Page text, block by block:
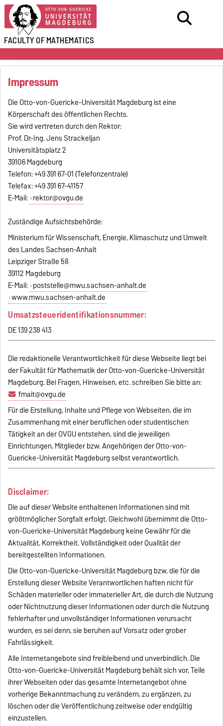
FACULTY OFMATHEMATICS
Impressum
Die Otto-von-Guericke-Universität Magdeburg ist eine
Körperschaft des öffentlichen Rechts.
Sie wird vertreten durch den Rektor:
Prof. Dr.-Ing. Jens Strackeljan
Universitätsplatz 2
39106 Magdeburg
Telefon: +49 391 67-01 (Telefonzentrale)
Telefax: +49 391 67-41157
E-Mail: rektor@ovgu.de
Zuständige Aufsichtsbehörde:
Ministerium für Wissenschaft, Energie, Klimaschutz und Umwelt
des Landes Sachsen-Anhalt
Leipziger Straße 58
39112 Magdeburg
E-Mail: poststelle@mwu.sachsen-anhalt.de
www.mwu.sachsen-anhalt.de
Umsatzsteueridentifikationsnummer:
DE 139 238 413
Die redaktionelle Verantwortlichkeit für diese Webseite liegt bei
der Fakultät für Mathematik der Otto-von-Guericke-Universität
Magdeburg. Bei Fragen, Hinweisen, etc. schreiben Sie bitte an:
fmait@ovgu.de
Für die Erstellung, Inhalte und Pflege von Webseiten, die im
Zusammenhang mit einer beruflichen oder studentischen
Tätigkeit an der OVGU entstehen, sind die jeweiligen
Einrichtungen, Mitglieder bzw. Angehörigen der Otto-von-
Guericke-Universität Magdeburg selbst verantwortlich.
Disclaimer:
Die auf dieser Website enthaltenen Informationen sind mit
größtmöglicher Sorgfalt erfolgt. Gleichwohl übernimmt die Otto-
von-Guericke-Universität Magdeburg keine Gewähr für die
Aktualität, Korrektheit, Vollständigkeit oder Qualität der
bereitgestellten Informationen.
Die Otto-von-Guericke-Universität Magdeburg bzw. die für die
Erstellung dieser Website Verantwortlichen haften nicht für
Schäden materieller oder immaterieller Art, die durch die Nutzung
oder Nichtnutzung dieser Informationen oder durch die Nutzung
fehlerhafter und unvollständiger Informationen verursacht
wurden, es sei denn, sie beruhen auf Vorsatz oder grober
Fahrlässigkeit.
Alle Internetangebote sind freibleibend und unverbindlich. Die
Otto-von-Guericke-Universität Magdeburg behält sich vor, Teile
ihrer Webseiten oder das gesamte Internetangebot ohne
vorherige Bekanntmachung zu verändern, zu ergänzen, zu
löschen oder die Veröffentlichung zeitweise oder endgültig
einzustellen.